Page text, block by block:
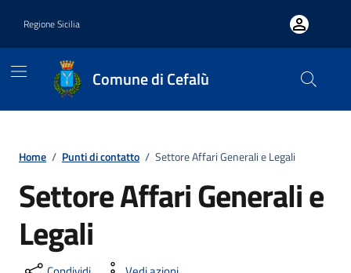
Regione Sicilia
Comune di Cefalù
Home / Punti di contatto / Settore Affari Generali e Legali
Settore Affari Generali e
Legali